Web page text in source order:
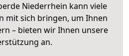
Niederrhein kann viele
mit sich bringen, um Ihnen
– bieten wir Ihnen unsere
an.